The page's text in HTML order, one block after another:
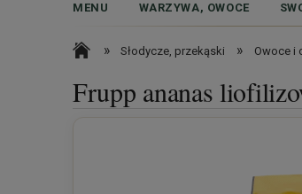
MENU WARZYWA, OWOCE
» Słodycze, przekąski » Owoce i
Frupp ananas